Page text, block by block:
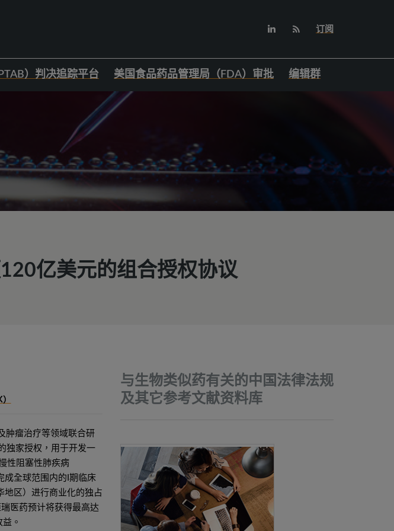
订阅
）判决追踪平台 美国食品药品管理局（FDA）审批 编辑群
亿美元的组合授权协议
肿瘤治疗等领域联合研
独家授权，用于开发一
性阻塞性肺疾病
成全球范围内的I期临床
地区）进行商业化的独占
医药预计将获得最高达
。
与生物类似药有关的中国法律法规
及其它参考文献资料库